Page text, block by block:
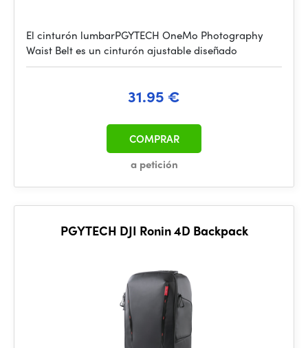
El cinturón lumbarPGYTECH OneMo Photography
Waist Belt es un cinturón ajustable diseñado
31.95 €
a petición
COMPRAR
PGYTECH DJI Ronin 4D Backpack